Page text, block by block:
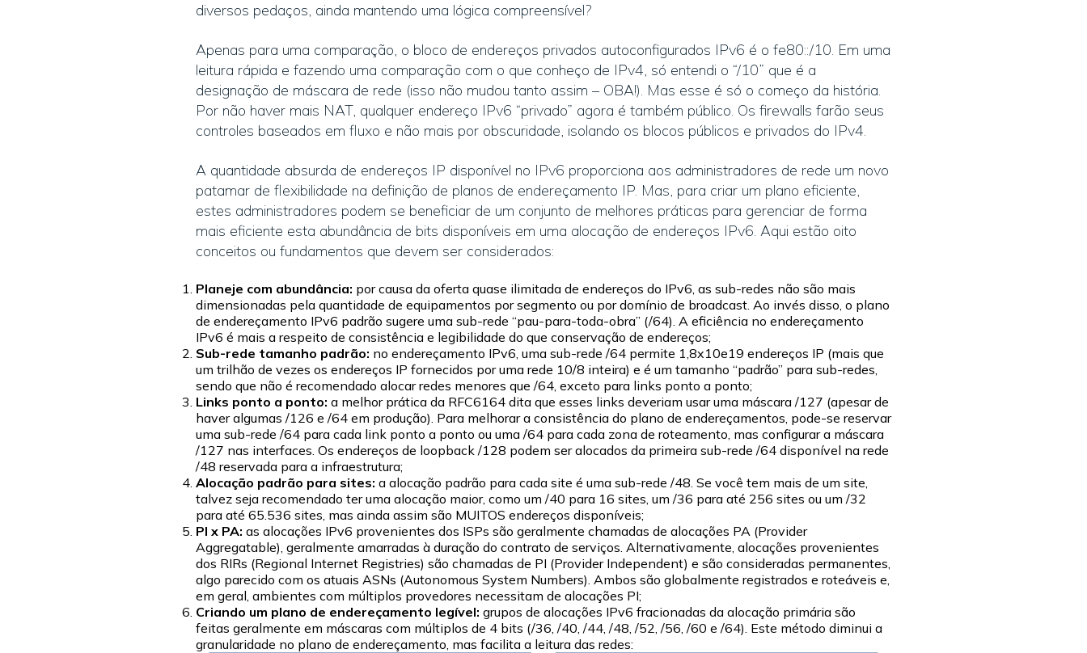
diversos pedaços, ainda mantendo uma lógica compreensível?
Apenas para uma comparação, o bloco de endereços privados autoconfigurados IPv6 é o fe80::/10. Em uma
leitura rápida e fazendo uma comparação com o que conheço de IPv4, só entendi o “/10” que é a
designação de máscara de rede (isso não mudou tanto assim – OBA!). Mas esse é só o começo da história.
Por não haver mais NAT, qualquer endereço IPv6 “privado” agora é também público. Os firewalls farão seus
controles baseados em fluxo e não mais por obscuridade, isolando os blocos públicos e privados do IPv4.
A quantidade absurda de endereços IP disponível no IPv6 proporciona aos administradores de rede um novo
patamar de flexibilidade na definição de planos de endereçamento IP. Mas, para criar um plano eficiente,
estes administradores podem se beneficiar de um conjunto de melhores práticas para gerenciar de forma
mais eficiente esta abundância de bits disponíveis em uma alocação de endereços IPv6. Aqui estão oito
conceitos ou fundamentos que devem ser considerados:
Planeje com abundância: por causa da oferta quase ilimitada de endereços do IPv6, as sub-redes não são mais
dimensionadas pela quantidade de equipamentos por segmento ou por domínio de broadcast. Ao invés disso, o plano
de endereçamento IPv6 padrão sugere uma sub-rede “pau-para-toda-obra” (/64). A eficiência no endereçamento
IPv6 é mais a respeito de consistência e legibilidade do que conservação de endereços;
Sub-rede tamanho padrão: no endereçamento IPv6, uma sub-rede /64 permite 1,8x10e19 endereços IP (mais que
um trilhão de vezes os endereços IP fornecidos por uma rede 10/8 inteira) e é um tamanho “padrão” para sub-redes,
sendo que não é recomendado alocar redes menores que /64, exceto para links ponto a ponto;
Links ponto a ponto: a melhor prática da RFC6164 dita que esses links deveriam usar uma máscara /127 (apesar de
haver algumas /126 e /64 em produção). Para melhorar a consistência do plano de endereçamentos, pode-se reservar
uma sub-rede /64 para cada link ponto a ponto ou uma /64 para cada zona de roteamento, mas configurar a máscara
/127 nas interfaces. Os endereços de loopback /128 podem ser alocados da primeira sub-rede /64 disponível na rede
/48 reservada para a infraestrutura;
Alocação padrão para sites: a alocação padrão para cada site é uma sub-rede /48. Se você tem mais de um site,
talvez seja recomendado ter uma alocação maior, como um /40 para 16 sites, um /36 para até 256 sites ou um /32
para até 65.536 sites, mas ainda assim são MUITOS endereços disponíveis;
PI x PA: as alocações IPv6 provenientes dos ISPs são geralmente chamadas de alocações PA (Provider
Aggregatable), geralmente amarradas à duração do contrato de serviços. Alternativamente, alocações provenientes
dos RIRs (Regional Internet Registries) são chamadas de PI (Provider Independent) e são consideradas permanentes,
algo parecido com os atuais ASNs (Autonomous System Numbers). Ambos são globalmente registrados e roteáveis e,
em geral, ambientes com múltiplos provedores necessitam de alocações PI;
Criando um plano de endereçamento legível: grupos de alocações IPv6 fracionadas da alocação primária são
feitas geralmente em máscaras com múltiplos de 4 bits (/36, /40, /44, /48, /52, /56, /60 e /64). Este método diminui a
granularidade no plano de endereçamento, mas facilita a leitura das redes: